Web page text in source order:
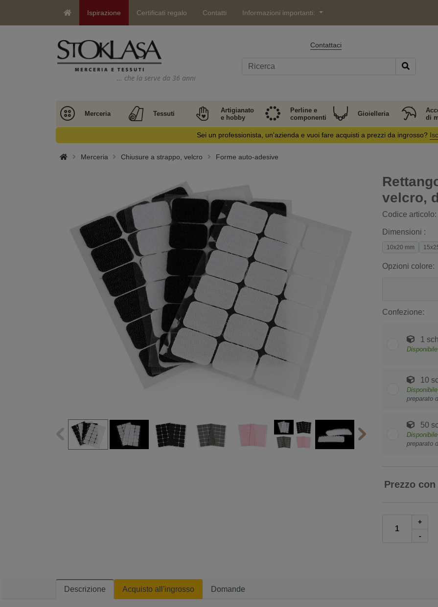
Ispirazione Certificati regalo Contatti Informazioni importanti:
… che la serve da 36 anni
Contattaci
Merceria Tessuti
Artigianato
e hobby
Perline e
componenti
Gioielleria
di
Sei un professionista, un'azienda e vuoi fare acquisti a prezzi da ingrosso?
Merceria Chiusure a strappo, velcro Forme auto-adesive
velcro,
Codice articolo:
Dimensioni :
10x20 mm
Opzioni colore:
Confezione:
1
Disponibile
10
Disponibile
preparato
50
Disponibile
preparato
Prezzo con
+
-
Descrizione Acquisto all'ingrosso Domande